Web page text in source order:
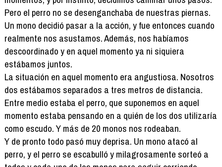
Pero el perro no se desenganchaba de nuestras piernas.
Un mono decidió pasar a la acción, y fue entonces cuando
realmente nos asustamos. Además, nos habíamos
descoordinado y en aquel momento ya ni siquiera
estábamos juntos.
La situación en aquel momento era angustiosa. Nosotros
dos estábamos separados a tres metros de distancia.
Entre medio estaba el perro, que suponemos en aquel
momento estaba pensando en a quién de los dos utilizaría
como escudo. Y más de 20 monos nos rodeaban.
Y de pronto todo pasó muy deprisa. Un mono atacó al
perro, y el perro se escabulló y milagrosamente sorteó a